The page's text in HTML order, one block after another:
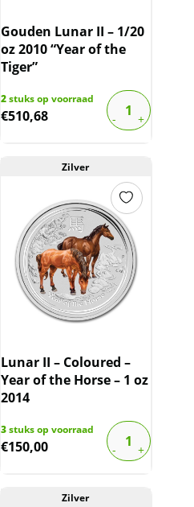
Gouden Lunar II – 1/20
oz 2010 “Year of the
Tiger”
2stuks op voorraad
€510,68
Zilver
Lunar II – Coloured –
Year of the Horse – 1 oz
2014
3stuks op voorraad
€150,00
Zilver